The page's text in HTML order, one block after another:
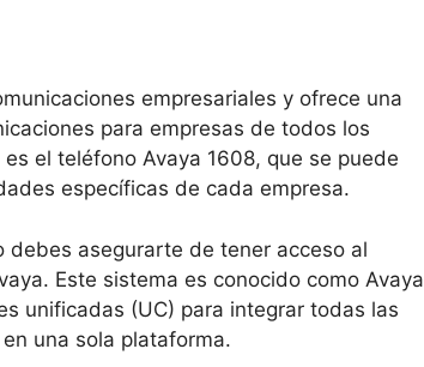
empresariales y ofrece una
para empresas de todos los
el teléfono Avaya 1608, que se puede
específicas de cada empresa.
debes asegurarte de tener acceso al
Este sistema es conocido como Avaya
unificadas (UC) para integrar todas las
una sola plataforma.